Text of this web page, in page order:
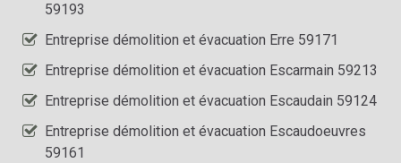
59193
Entreprise démolition et évacuation Erre 59171
Entreprise démolition et évacuation Escarmain 59213
Entreprise démolition et évacuation Escaudain 59124
Entreprise démolition et évacuation Escaudoeuvres
59161